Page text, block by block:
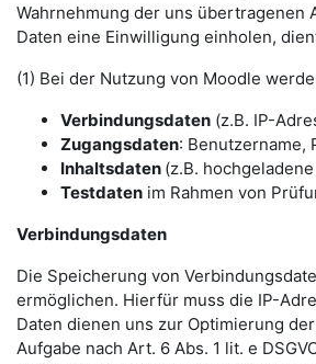
Wahrnehmung der uns übertragenen
Daten eine Einwilligung einholen,
(1) Bei der Nutzung von Moodle
Verbindungsdaten (z.B. IP-
Zugangsdaten: Benutzername,
Inhaltsdaten (z.B.
Testdaten im Rahmen von
Verbindungsdaten
Die Speicherung von
ermöglichen. Hierfür muss die IP-
Daten dienen uns zur Optimierung
Aufgabe nach Art. 6 Abs. 1 lit. e